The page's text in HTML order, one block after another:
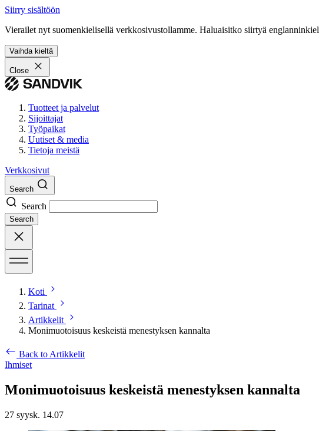
Siirry sisältöön
Vierailet nyt suomenkielisellä verkkosivustollamme. Haluaisitko siirtyä
Vaihda kieltä
Close
Tuotteet ja palvelut
Sijoittajat
Työpaikat
Uutiset & media
Tietoja meistä
Verkkosivut
Search
Search
Search
Koti
Tarinat
Artikkelit
Monimuotoisuus keskeistä menestyksen kannalta
Back to Artikkelit
Ihmiset
Monimuotoisuus keskeistä menestyksen kannalta
27 syysk. 14.07